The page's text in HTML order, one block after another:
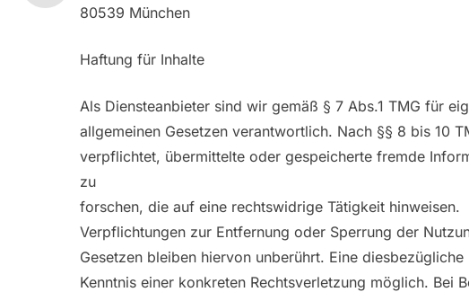
80539 München
Haftung für Inhalte
Als Diensteanbieter sind wir gemäß § 7 Abs.1 TMG für
allgemeinen Gesetzen verantwortlich. Nach §§ 8 bis 10
verpflichtet, übermittelte oder gespeicherte fremde
zu
forschen, die auf eine rechtswidrige Tätigkeit hinweisen.
Verpflichtungen zur Entfernung oder Sperrung der
Gesetzen bleiben hiervon unberührt. Eine
Kenntnis einer konkreten Rechtsverletzung möglich. Bei